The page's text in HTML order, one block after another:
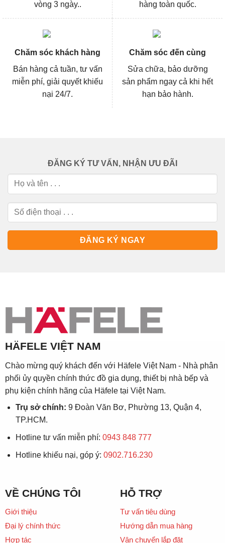
vòng 3 ngày.. hàng toàn quốc.
Chăm sóc khách hàng
Bán hàng cả tuần, tư vấn
miễn phí, giải quyết khiếu
nại 24/7.
Chăm sóc đến cùng
Sửa chữa, bảo dưỡng
sản phẩm ngay cả khi hết
hạn bảo hành.
ĐĂNG KÝ TƯ VẤN, NHẬN ƯU ĐÃI
HÄFELE VIỆT NAM
Chào mừng quý khách đến với Häfele Việt Nam - Nhà phân
phối ủy quyền chính thức đồ gia dụng, thiết bị nhà bếp và
phụ kiện chính hãng của Häfele tại Việt Nam.
Trụ sở chính: 9 Đoàn Văn Bơ, Phường 13, Quận 4,
TP.HCM.
Hotline tư vấn miễn phí: 0943 848 777
Hotline khiếu nại, góp ý: 0902.716.230
VỀ CHÚNG TÔI
Giới thiệu
Đại lý chính thức
Hợp tác
HỖ TRỢ
Tư vấn tiêu dùng
Hướng dẫn mua hàng
Vận chuyển lắp đặt